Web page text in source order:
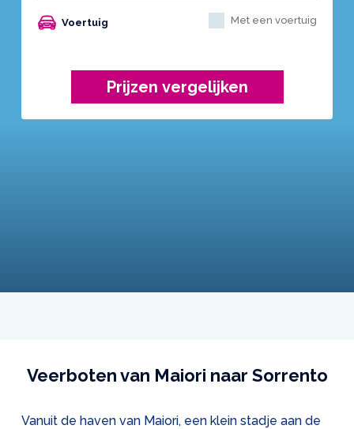
Voertuig Met een voertuig
Prijzen vergelijken
Veerboten van Maiori naar Sorrento
Vanuit de haven van Maiori, een klein stadje aan de